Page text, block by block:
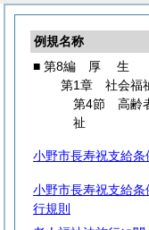
例規名称
■ 第8編 厚 生
第1章 社会福
第4節 高齢
祉
小野市長寿祝支給条
小野市長寿祝支給条
行規則